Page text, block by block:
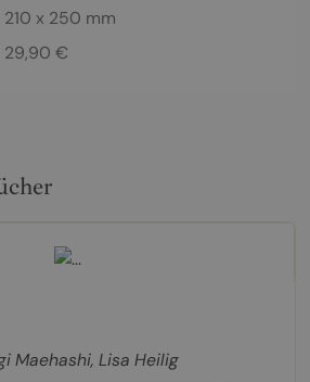
210 x 250 mm
29,90 €
Maehashi, Lisa Heilig